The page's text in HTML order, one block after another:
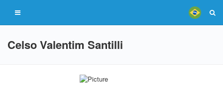
Celso Valentim Santilli